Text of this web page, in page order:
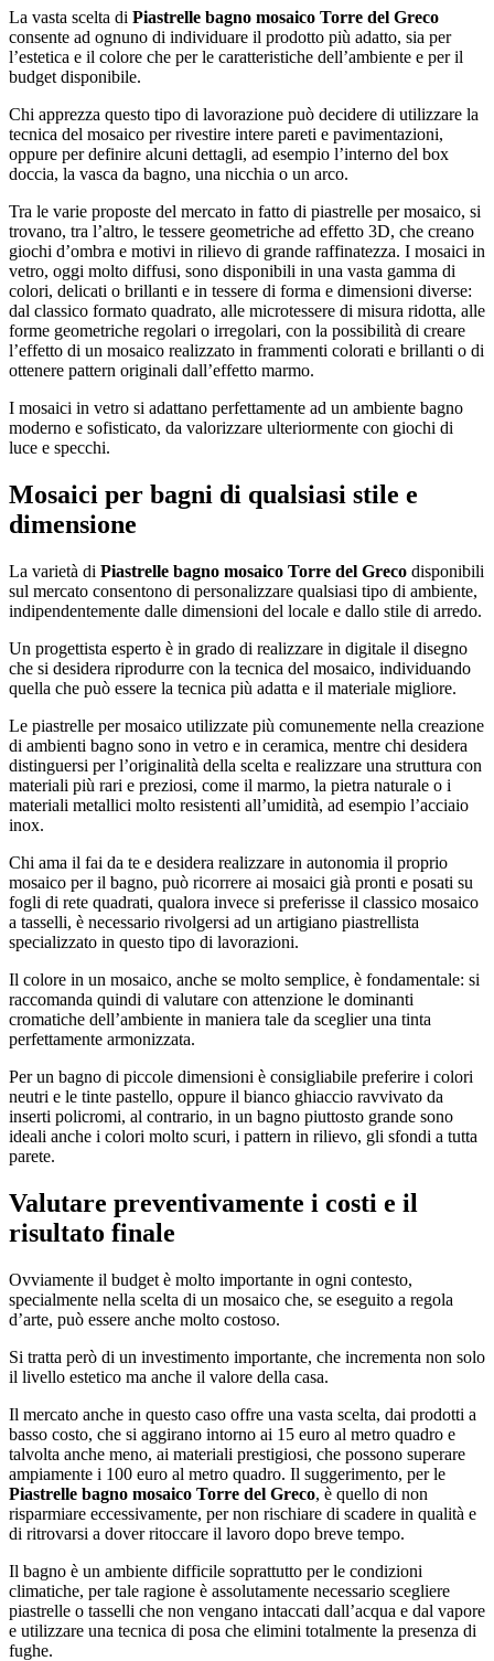
La vasta scelta di Piastrelle bagno mosaico Torre del Greco
consente ad ognuno di individuare il prodotto più adatto, sia per
l’estetica e il colore che per le caratteristiche dell’ambiente e per il
budget disponibile.
Chi apprezza questo tipo di lavorazione può decidere di utilizzare la
tecnica del mosaico per rivestire intere pareti e pavimentazioni,
oppure per definire alcuni dettagli, ad esempio l’interno del box
doccia, la vasca da bagno, una nicchia o un arco.
Tra le varie proposte del mercato in fatto di piastrelle per mosaico, si
trovano, tra l’altro, le tessere geometriche ad effetto 3D, che creano
giochi d’ombra e motivi in rilievo di grande raffinatezza. I mosaici in
vetro, oggi molto diffusi, sono disponibili in una vasta gamma di
colori, delicati o brillanti e in tessere di forma e dimensioni diverse:
dal classico formato quadrato, alle microtessere di misura ridotta, alle
forme geometriche regolari o irregolari, con la possibilità di creare
l’effetto di un mosaico realizzato in frammenti colorati e brillanti o di
ottenere pattern originali dall’effetto marmo.
I mosaici in vetro si adattano perfettamente ad un ambiente bagno
moderno e sofisticato, da valorizzare ulteriormente con giochi di
luce e specchi.
Mosaici per bagni di qualsiasi stile e
dimensione
La varietà di Piastrelle bagno mosaico Torre del Greco disponibili
sul mercato consentono di personalizzare qualsiasi tipo di ambiente,
indipendentemente dalle dimensioni del locale e dallo stile di arredo.
Un progettista esperto è in grado di realizzare in digitale il disegno
che si desidera riprodurre con la tecnica del mosaico, individuando
quella che può essere la tecnica più adatta e il materiale migliore.
Le piastrelle per mosaico utilizzate più comunemente nella creazione
di ambienti bagno sono in vetro e in ceramica, mentre chi desidera
distinguersi per l’originalità della scelta e realizzare una struttura con
materiali più rari e preziosi, come il marmo, la pietra naturale o i
materiali metallici molto resistenti all’umidità, ad esempio l’acciaio
inox.
Chi ama il fai da te e desidera realizzare in autonomia il proprio
mosaico per il bagno, può ricorrere ai mosaici già pronti e posati su
fogli di rete quadrati, qualora invece si preferisse il classico mosaico
a tasselli, è necessario rivolgersi ad un artigiano piastrellista
specializzato in questo tipo di lavorazioni.
Il colore in un mosaico, anche se molto semplice, è fondamentale: si
raccomanda quindi di valutare con attenzione le dominanti
cromatiche dell’ambiente in maniera tale da sceglier una tinta
perfettamente armonizzata.
Per un bagno di piccole dimensioni è consigliabile preferire i colori
neutri e le tinte pastello, oppure il bianco ghiaccio ravvivato da
inserti policromi, al contrario, in un bagno piuttosto grande sono
ideali anche i colori molto scuri, i pattern in rilievo, gli sfondi a tutta
parete.
Valutare preventivamente i costi e il
risultato finale
Ovviamente il budget è molto importante in ogni contesto,
specialmente nella scelta di un mosaico che, se eseguito a regola
d’arte, può essere anche molto costoso.
Si tratta però di un investimento importante, che incrementa non solo
il livello estetico ma anche il valore della casa.
Il mercato anche in questo caso offre una vasta scelta, dai prodotti a
basso costo, che si aggirano intorno ai 15 euro al metro quadro e
talvolta anche meno, ai materiali prestigiosi, che possono superare
ampiamente i 100 euro al metro quadro. Il suggerimento, per le
Piastrelle bagno mosaico Torre del Greco, è quello di non
risparmiare eccessivamente, per non rischiare di scadere in qualità e
di ritrovarsi a dover ritoccare il lavoro dopo breve tempo.
Il bagno è un ambiente difficile soprattutto per le condizioni
climatiche, per tale ragione è assolutamente necessario scegliere
piastrelle o tasselli che non vengano intaccati dall’acqua e dal vapore
e utilizzare una tecnica di posa che elimini totalmente la presenza di
fughe.